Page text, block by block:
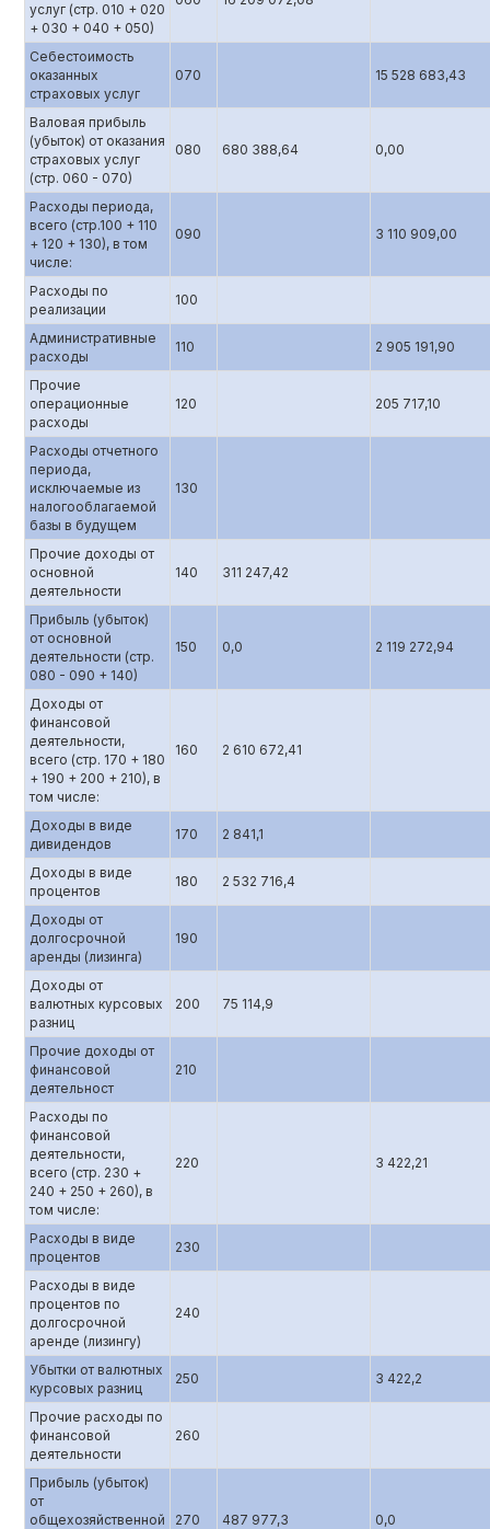
услуг (стр. 010 + 020
+ 030 + 040 + 050)
Себестоимость
оказанных
страховых услуг
070 15 528 683,43
Валовая прибыль
(убыток) от оказания
страховых услуг
(стр. 060 - 070)
080 680 388,64 0,00
Расходы периода,
всего (стр.100 + 110
+ 120 + 130), в том
числе:
090 3 110 909,00
Расходы по
реализации
100
Административные
расходы
110 2 905 191,90
Прочие
операционные
расходы
120 205 717,10
Расходы отчетного
периода,
исключаемые из
налогооблагаемой
базы в будущем
130
Прочие доходы от
основной
деятельности
140 311 247,42
Прибыль (убыток)
от основной
деятельности (стр.
080 - 090 + 140)
150 0,0 2 119 272,94
Доходы от
финансовой
деятельности,
всего (стр. 170 + 180
+ 190 + 200 + 210), в
том числе:
160 2 610 672,41
Доходы в виде
дивидендов
170 2 841,1
Доходы в виде
процентов
180 2 532 716,4
Доходы от
долгосрочной
аренды (лизинга)
190
Доходы от
валютных курсовых
разниц
200 75 114,9
Прочие доходы от
финансовой
деятельност
210
Расходы по
финансовой
деятельности,
всего (стр. 230 +
240 + 250 + 260), в
том числе:
220 3 422,21
Расходы в виде
процентов
230
Расходы в виде
процентов по
долгосрочной
аренде (лизингу)
240
Убытки от валютных
курсовых разниц
250 3 422,2
Прочие расходы по
финансовой
деятельности
260
Прибыль (убыток)
от
общехозяйственной
270 487 977,3 0,0